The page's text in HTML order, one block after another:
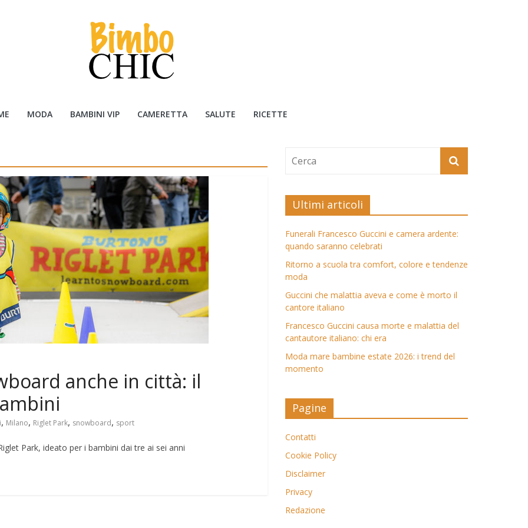
MODA BAMBINI VIP CAMERETTA SALUTE RICETTE
anche in città: il
, Milano, Riglet Park, snowboard, sport
Park, ideato per i bambini dai tre ai sei anni
Ultimi articoli
Funerali Francesco Guccini e camera ardente:
quando saranno celebrati
Ritorno a scuola tra comfort, colore e tendenze
moda
Guccini che malattia aveva e come è morto il
cantore italiano
Francesco Guccini causa morte e malattia del
cantautore italiano: chi era
Moda mare bambine estate 2026: i trend del
momento
Pagine
Contatti
Cookie Policy
Disclaimer
Privacy
Redazione